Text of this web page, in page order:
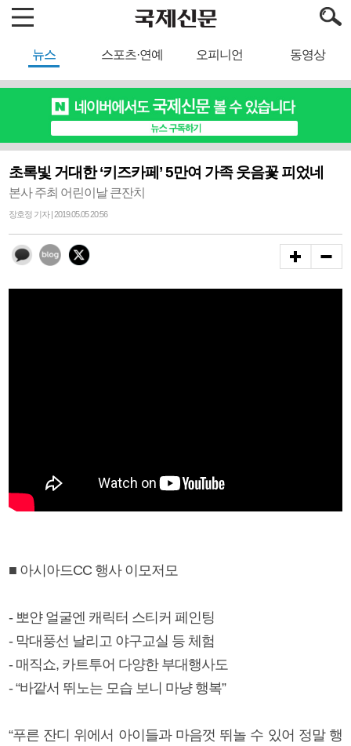
뉴스 스포츠·연예 오피니언 동영상
초록빛 거대한 ‘키즈카페’ 5만여 가족 웃음꽃 피었네
본사 주최 어린이날 큰잔치
장호정 기자 | 2019.05.05 20:56
■ 아시아드CC 행사 이모저모
- 뽀얀 얼굴엔 캐릭터 스티커 페인팅
- 막대풍선 날리고 야구교실 등 체험
- 매직쇼, 카트투어 다양한 부대행사도
- “바깥서 뛰노는 모습 보니 마냥 행복”
“푸른 잔디 위에서 아이들과 마음껏 뛰놀 수 있어 정말 행